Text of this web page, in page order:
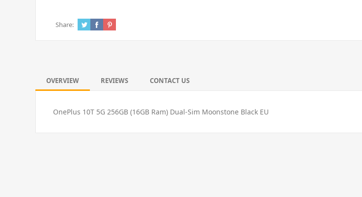
Share:
OVERVIEW REVIEWS CONTACT US
OnePlus 10T 5G 256GB (16GB Ram) Dual-Sim Moonstone Black EU